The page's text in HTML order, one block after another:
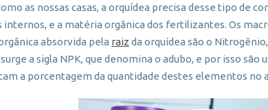
as nossas casas, a orquídea precisa desse tipo de
internos, e a matéria orgânica dos fertilizantes. Os
absorvida pela raiz da orquídea são o
a sigla NPK, que denomina o adubo, e por isso são
a porcentagem da quantidade destes elementos no